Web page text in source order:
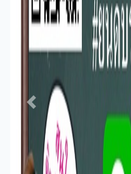
Previous